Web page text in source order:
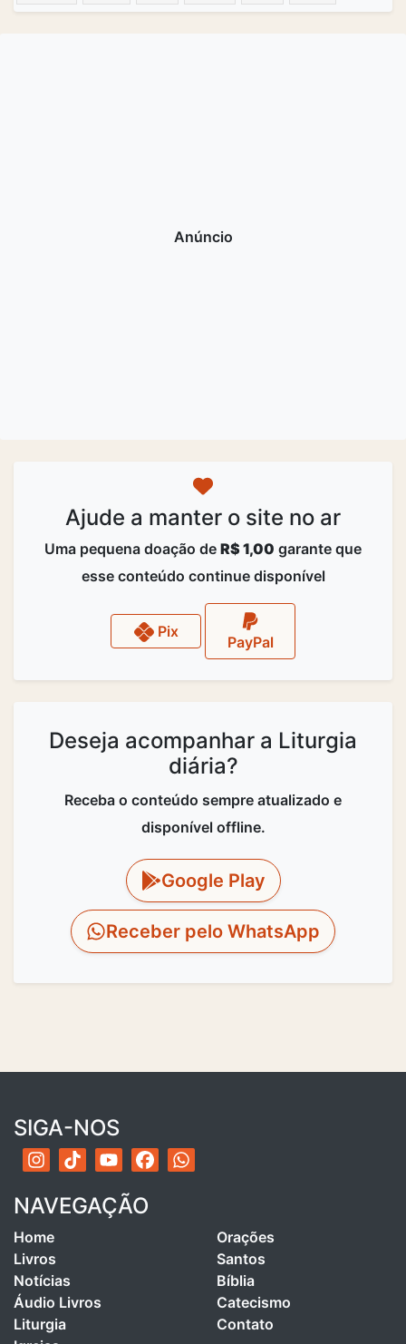
Ajude a manter o site no ar
Uma pequena doação de R$ 1,00 garante que
esse conteúdo continue disponível
Pix
PayPal
Deseja acompanhar a Liturgia
diária?
Receba o conteúdo sempre atualizado e
disponível offline.
Google Play
Receber pelo WhatsApp
SIGA-NOS
NAVEGAÇÃO
Home
Livros
Notícias
Áudio Livros
Liturgia
Orações
Santos
Bíblia
Catecismo
Contato